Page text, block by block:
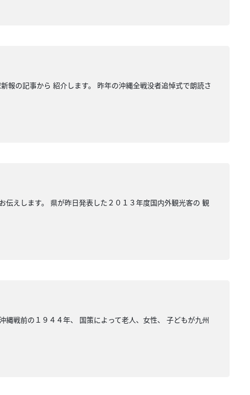
の記事から 紹介します。 昨年の沖縄全戦没者追悼式で朗読さ
えします。 県が昨日発表した２０１３年度国内外観光客の 観
縄戦前の１９４４年、 国策によって老人、女性、 子どもが九州